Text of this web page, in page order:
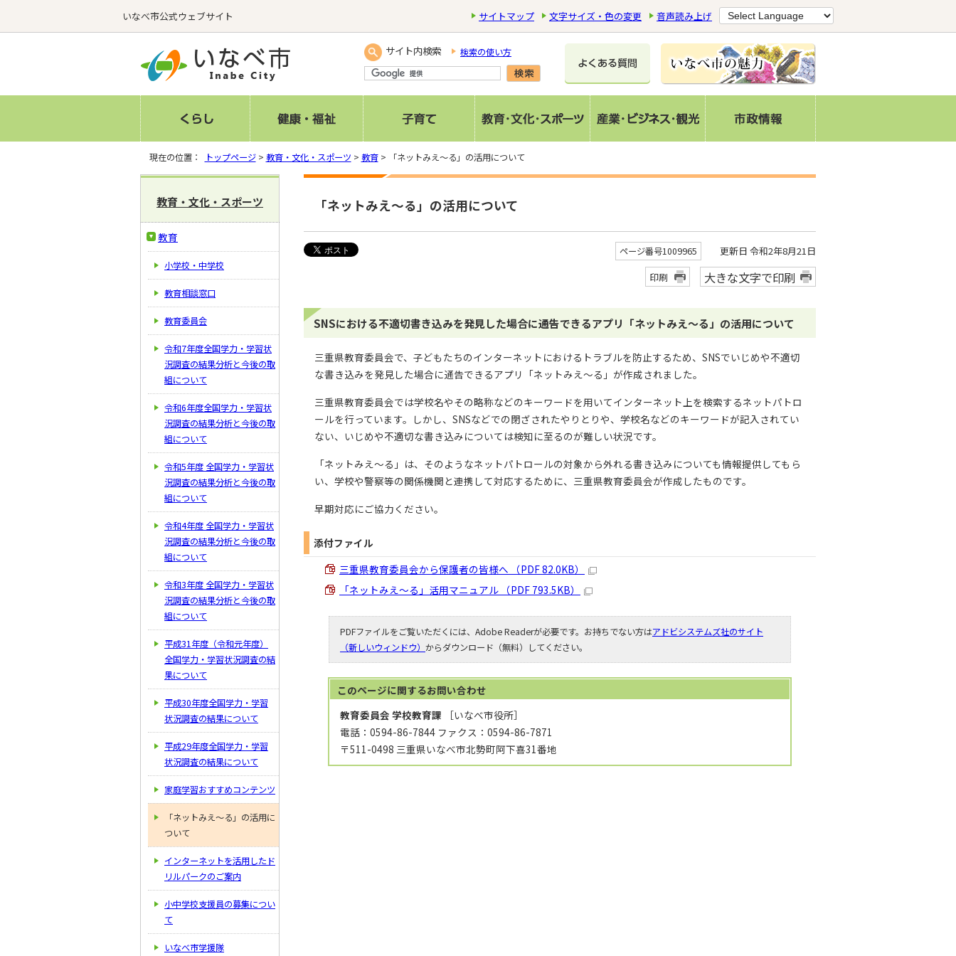
いなべ市公式ウェブサイト サイトマップ 文字サイズ・色の変更 音声読み上げ
サイト内検索 検索の使い方
現在の位置： トップページ> 教育・文化・スポーツ > 教育> 「ネットみえ～る」の活用について
「ネットみえ～る」の活用について
ページ番号1009965
更新日 令和2年8月21日
印刷
大きな文字で印刷
SNSにおける不適切書き込みを発見した場合に通告できるアプリ「ネットみえ～る」の活用について
三重県教育委員会で、子どもたちのインターネットにおけるトラブルを防止するため、SNSでいじめや不適切
な書き込みを発見した場合に通告できるアプリ「ネットみえ～る」が作成されました。
三重県教育委員会では学校名やその略称などのキーワードを用いてインターネット上を検索するネットパトロ
ールを行っています。しかし、SNSなどでの閉ざされたやりとりや、学校名などのキーワードが記入されてい
ない、いじめや不適切な書き込みについては検知に至るのが難しい状況です。
「ネットみえ～る」は、そのようなネットパトロールの対象から外れる書き込みについても情報提供してもら
い、学校や警察等の関係機関と連携して対応するために、三重県教育委員会が作成したものです。
早期対応にご協力ください。
添付ファイル
三重県教育委員会から保護者の皆様へ （PDF 82.0KB）
「ネットみえ～る」活用マニュアル （PDF 793.5KB）
PDFファイルをご覧いただくには、Adobe Readerが必要です。お持ちでない方はアドビシステムズ社のサイト
（新しいウィンドウ） からダウンロード（無料）してください。
このページに関するお問い合わせ
教育委員会 学校教育課 ［いなべ市役所］
電話：0594-86-7844 ファクス：0594-86-7871
〒511-0498 三重県いなべ市北勢町阿下喜31番地
教育・文化・スポーツ
教育
小学校・中学校
教育相談窓口
教育委員会
令和7年度全国学力・学習状
況調査の結果分析と今後の取
組について
令和6年度全国学力・学習状
況調査の結果分析と今後の取
組について
令和5年度 全国学力・学習状
況調査の結果分析と今後の取
組について
令和4年度 全国学力・学習状
況調査の結果分析と今後の取
組について
令和3年度 全国学力・学習状
況調査の結果分析と今後の取
組について
平成31年度（令和元年度）
全国学力・学習状況調査の結
果について
平成30年度全国学力・学習
状況調査の結果について
平成29年度全国学力・学習
状況調査の結果について
家庭学習おすすめコンテンツ
「ネットみえ～る」の活用に
ついて
インターネットを活用したド
リルパークのご案内
小中学校支援員の募集につい
て
いなべ市学援隊